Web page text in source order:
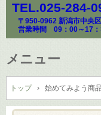
TEL.025-284-
〒950-0962 新潟市中央
営業時間 09：00～17
メニュー
コ
ン
テ
ン
トップ › 始めてみよう商品